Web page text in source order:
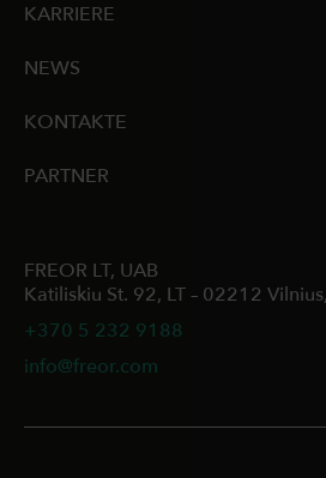
FREOR LT, UAB
Katiliskiu St. 92, LT – 02212
+370 5 232 9188
info@freor.com
KARRIERE
NEWS
KONTAKTE
PARTNER